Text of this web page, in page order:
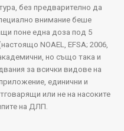
без предварително да
внимание беше
поне една доза под 5
NOAEL EFSA; 2006,
но също така и
за всички видове на
единични и
или не на насоките
на ДЛП.